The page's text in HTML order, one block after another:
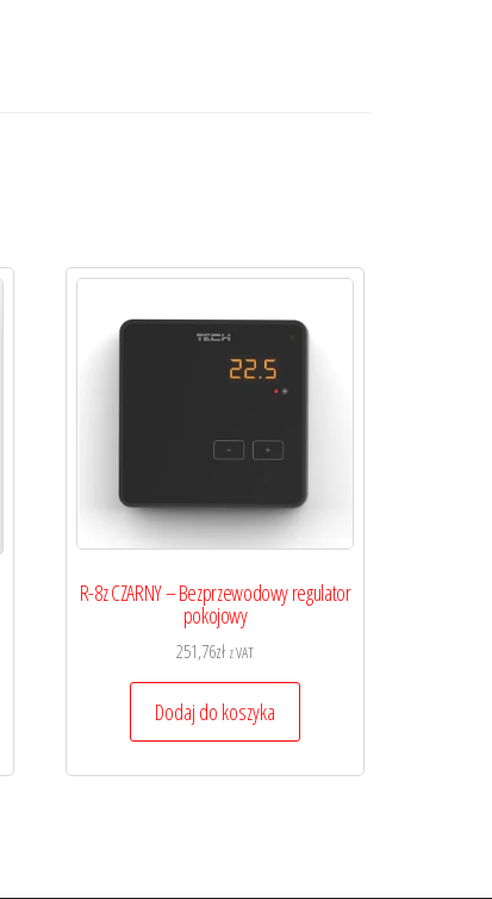
R-8z CZARNY – Bezprzewodowy regulator
pokojowy
251,76zł z VAT
Dodaj do koszyka